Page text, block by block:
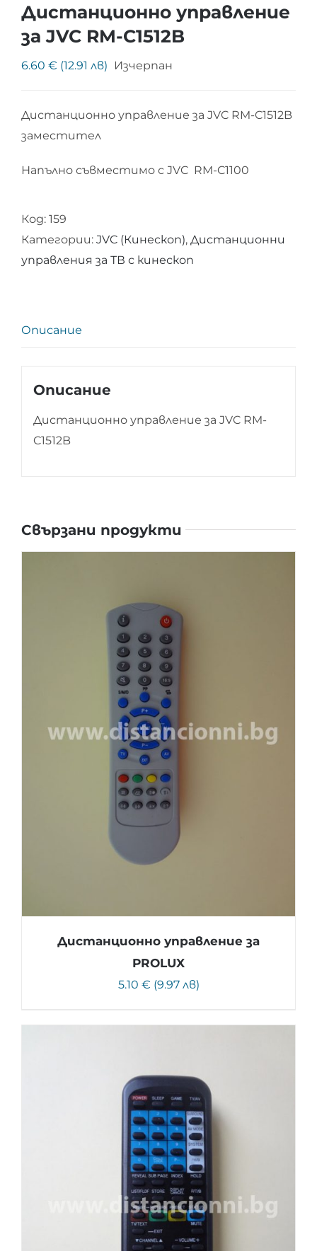
Дистанционно управление
за JVC RM-C1512B
6.60 € (12.91 лв) Изчерпан
Дистанционно управление за JVC RM-C1512B
заместител
Напълно съвместимо с JVC RM-C1100
Код: 159
Категории: JVC (Кинескоп), Дистанционни
управления за ТВ с кинескоп
Описание
Описание
Дистанционно управление за JVC RM-
C1512B
Свързани продукти
Дистанционно управление за
PROLUX
5.10 € (9.97 лв)